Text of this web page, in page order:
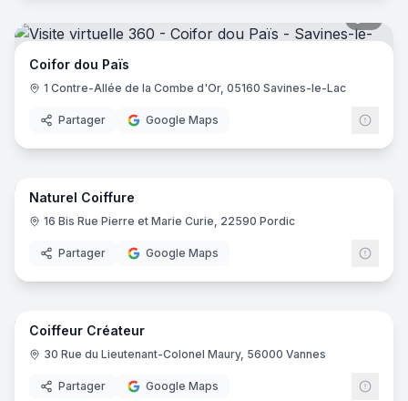
Coifor dou Païs
1 Contre-Allée de la Combe d'Or, 05160 Savines-le-Lac
Partager Google Maps
17
Naturel Coiffure
16 Bis Rue Pierre et Marie Curie, 22590 Pordic
Partager Google Maps
7
Coiffeur Créateur
30 Rue du Lieutenant-Colonel Maury, 56000 Vannes
Partager Google Maps